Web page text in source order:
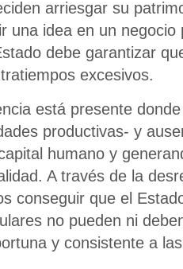
arriesgar su
una idea en un negocio
debe garantizar
excesivos.
está presente
productivas- y
humano y
A través de la
conseguir que el
no pueden ni
y consistente a